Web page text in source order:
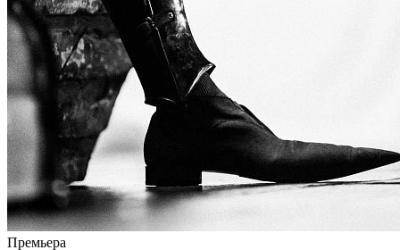
Премьера